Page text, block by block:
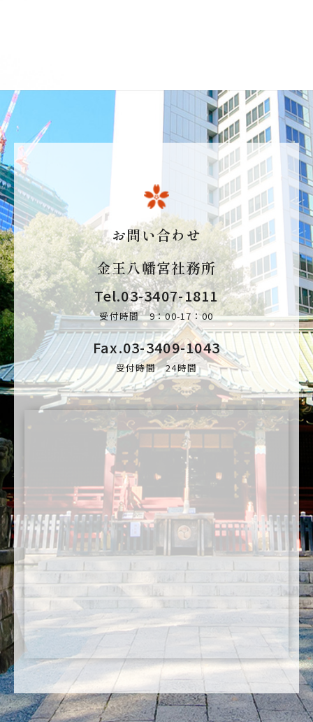
お問い合わせ
金王八幡宮社務所
Tel.03-3407-1811
受付時間 9：00-17：00
Fax.03-3409-1043
受付時間 24時間